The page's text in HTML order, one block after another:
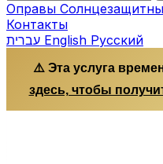
Оправы
Контакты
English Русский
⚠️ Эта услуга
здесь, чтобы